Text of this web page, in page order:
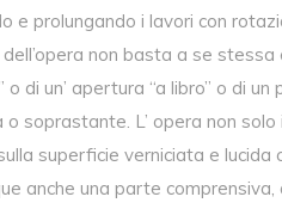
e prolungando i lavori con
non basta a se
o di un’ apertura “a libro” o di
o soprastante. L’ opera non
superficie verniciata e lucida
anche una parte